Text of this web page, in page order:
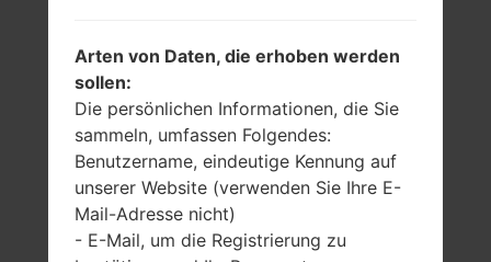
Arten von Daten, die erhoben werden
sollen:
Die persönlichen Informationen, die Sie
sammeln, umfassen Folgendes:
Benutzername, eindeutige Kennung auf
unserer Website (verwenden Sie Ihre E-
Mail-Adresse nicht)
- E-Mail, um die Registrierung zu